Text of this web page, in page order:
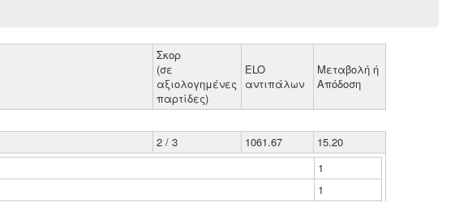
Σκορ
(σε
αξιολογημένες
παρτίδες)
ELO
αντιπάλων
Μεταβολή ή
Απόδοση
2 / 3 1061.67
15.20
1
1